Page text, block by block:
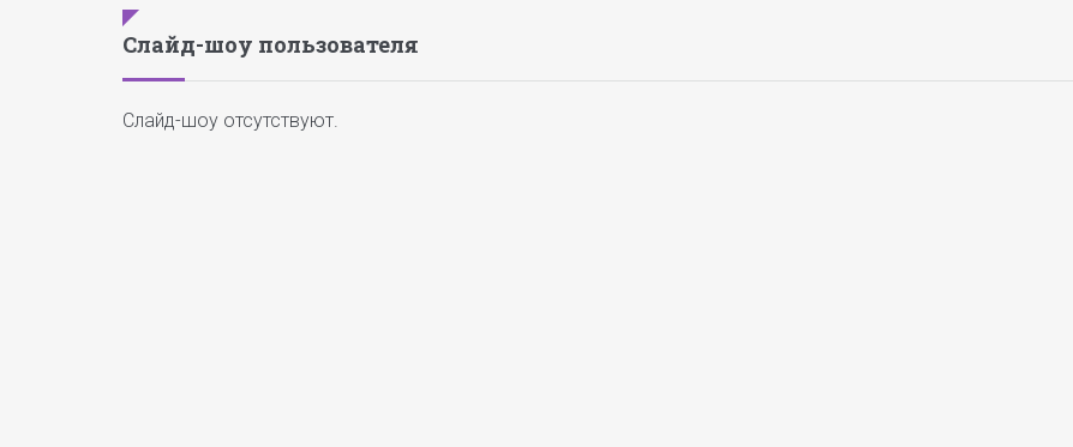
Слайд-шоу пользователя
Слайд-шоу отсутствуют.